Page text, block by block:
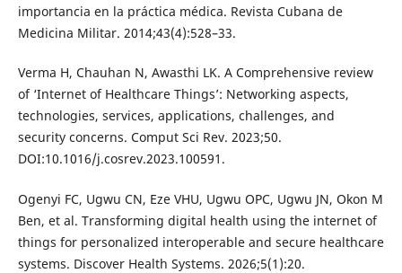
importancia en la práctica médica. Revista Cubana de
Medicina Militar. 2014;43(4):528–33.
Verma H, Chauhan N, Awasthi LK. A Comprehensive review
of ‘Internet of Healthcare Things’: Networking aspects,
technologies, services, applications, challenges, and
security concerns. Comput Sci Rev. 2023;50.
DOI:10.1016/j.cosrev.2023.100591.
Ogenyi FC, Ugwu CN, Eze VHU, Ugwu OPC, Ugwu JN, Okon M
Ben, et al. Transforming digital health using the internet of
things for personalized interoperable and secure healthcare
systems. Discover Health Systems. 2026;5(1):20.